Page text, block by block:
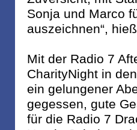
Sonja und Marco
auszeichnen“,
Mit der Radio 7
CharityNight in
ein gelungener
gegessen, gute
für die Radio 7